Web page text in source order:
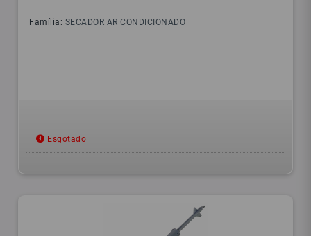
Família: SECADOR AR CONDICIONADO
Esgotado